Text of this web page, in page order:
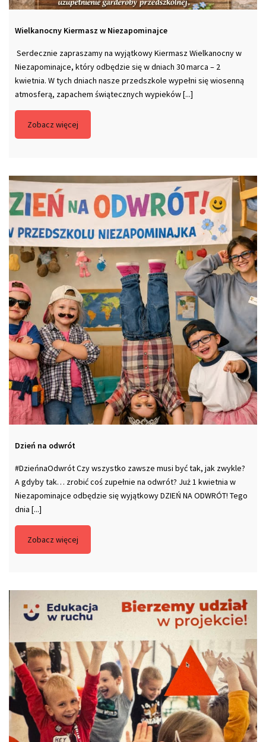
Wielkanocny Kiermasz w Niezapominajce
Serdecznie zapraszamy na wyjątkowy Kiermasz Wielkanocny w
Niezapominajce, który odbędzie się w dniach 30 marca – 2
kwietnia. W tych dniach nasze przedszkole wypełni się wiosenną
atmosferą, zapachem świątecznych wypieków [...]
Zobacz więcej
Dzień na odwrót
#DzieńnaOdwrót Czy wszystko zawsze musi być tak, jak zwykle?
A gdyby tak… zrobić coś zupełnie na odwrót? Już 1 kwietnia w
Niezapominajce odbędzie się wyjątkowy DZIEŃ NA ODWRÓT! Tego
dnia [...]
Zobacz więcej